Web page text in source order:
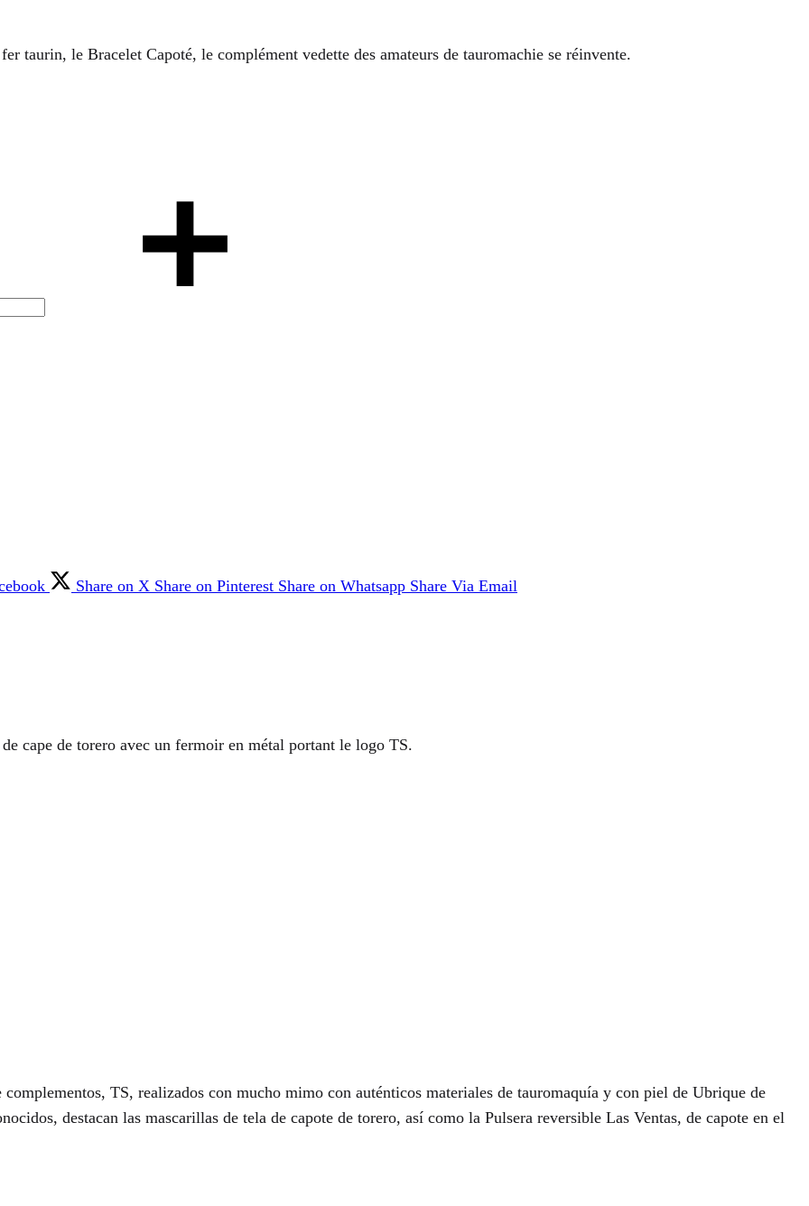
taurin, le Bracelet Capoté, le complément vedette des amateurs de tauromachie se réinvente.
Share on X Share on Pinterest Share on Whatsapp Share Via Email
cape de torero avec un fermoir en métal portant le logo TS.
TS, realizados con mucho mimo con auténticos materiales de tauromaquía y con piel de Ubrique de
destacan las mascarillas de tela de capote de torero, así como la Pulsera reversible Las Ventas, de capote en el